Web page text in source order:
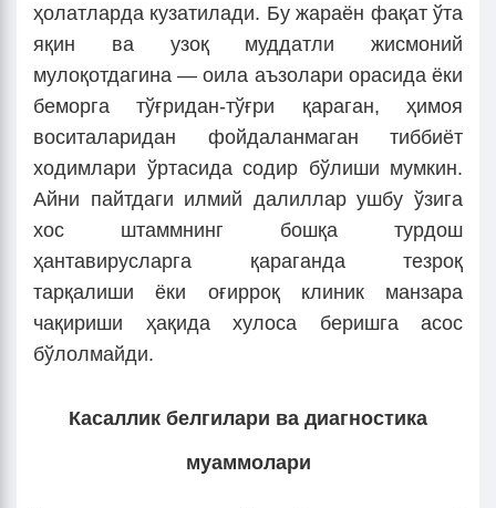
ҳолатларда кузатилади. Бу жараён фақат ўта
яқин ва узоқ муддатли жисмоний
мулоқотдагина — оила аъзолари орасида ёки
беморга тўғридан-тўғри қараган, ҳимоя
воситаларидан фойдаланмаган тиббиёт
ходимлари ўртасида содир бўлиши мумкин.
Айни пайтдаги илмий далиллар ушбу ўзига
хос штаммнинг бошқа турдош
ҳантавирусларга қараганда тезроқ
тарқалиши ёки оғирроқ клиник манзара
чақириши ҳақида хулоса беришга асос
бўлолмайди.
Касаллик белгилари ва диагностика
муаммолари